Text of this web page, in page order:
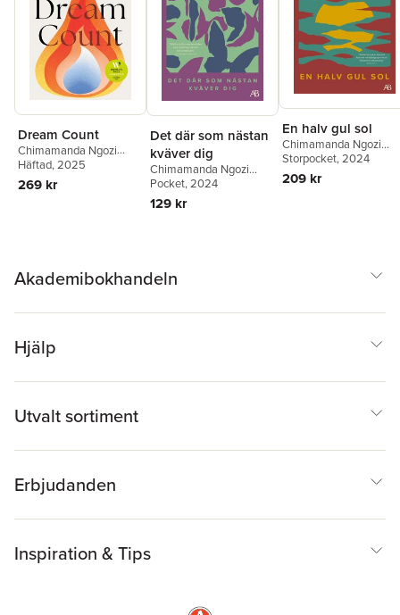
Dream Count
Chimamanda Ngozi
Adichie
Häftad, 2025
269 kr
Det där som nästan
kväver dig
Chimamanda Ngozi
Adichie
Pocket, 2024
129 kr
En halv gul sol
Chimamanda Ngozi
Adichie
Storpocket, 2024
209 kr
Akademibokhandeln
Hjälp
Utvalt sortiment
Erbjudanden
Inspiration & Tips